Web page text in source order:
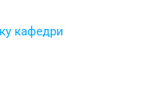
кафедри